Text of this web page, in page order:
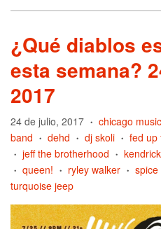
¿Qué diablos
esta semana?
2017
24 de julio, 2017 • chicago music
band
• dehd • dj skoli • fed up
• jeff the brotherhood •
• queen! • ryley walker • spice
turquoise jeep